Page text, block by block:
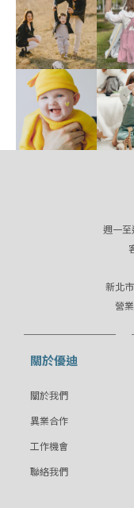
週一
新北
營
關於優迪
關於我們
異業合作
工作機會
聯絡我們